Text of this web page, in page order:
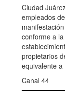
Ciudad
empleados
conforme a
propietarios
equivalente a
Canal 44